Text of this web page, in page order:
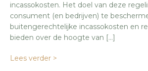
incassokosten. Het doel van deze
consument (en bedrijven) te
buitengerechtelijke incassokosten en
bieden over de hoogte van […]
Lees verder >